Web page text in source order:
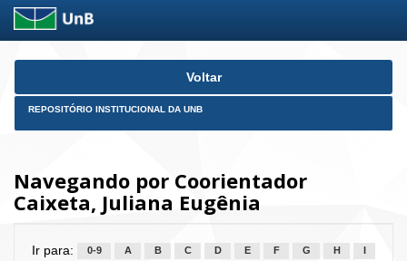
Skip
Voltar
REPOSITÓRIO INSTITUCIONAL DA UNB
Navegando por Coorientador
Caixeta, Juliana Eugênia
Ir para: 0-9 A B C D E F G H